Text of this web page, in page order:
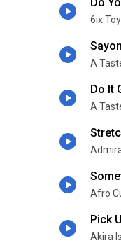
6ix
A
Do It
A
Afro
Pick
Akira